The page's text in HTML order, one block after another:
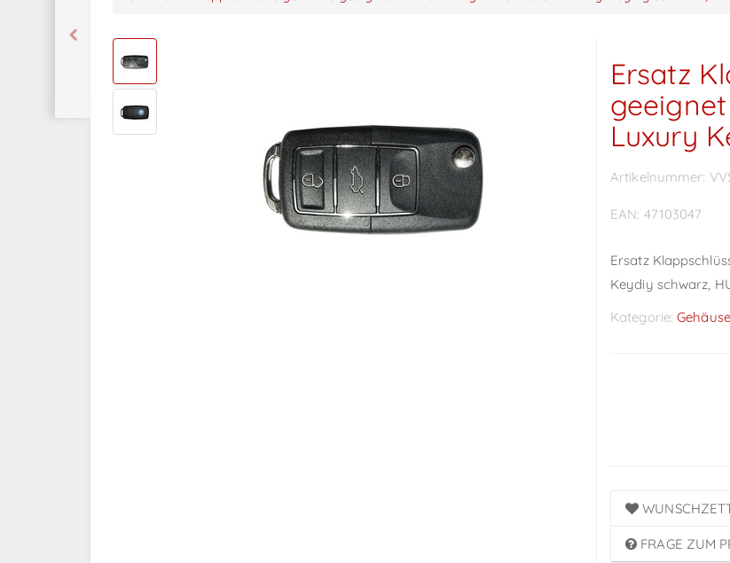
Ersatz
Luxury
Artikelnummer:
EAN: 47103047
Ersatz
Keydiy schwarz,
Kategorie:
FRAGE ZUM